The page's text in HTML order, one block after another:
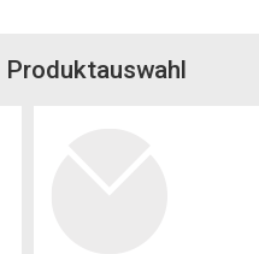
Produktauswahl